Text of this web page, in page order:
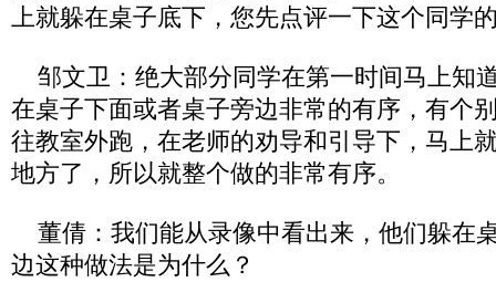
上就躲在桌子底下，您先点评一下这个同学
邹文卫：绝大部分同学在第一时间马上知
在桌子下面或者桌子旁边非常的有序，有个
往教室外跑，在老师的劝导和引导下，马上
地方了，所以就整个做的非常有序。
董倩：我们能从录像中看出来，他们躲在
边这种做法是为什么？